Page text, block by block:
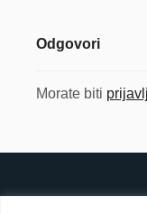
Odgovori
Morate biti